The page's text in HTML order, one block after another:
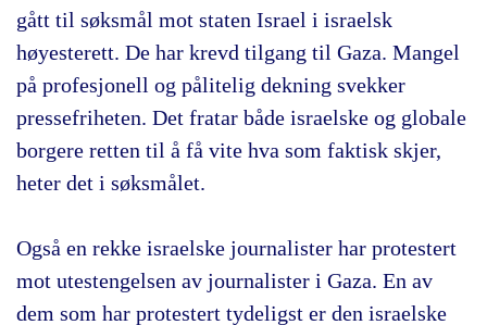
gått til søksmål mot staten Israel i israelsk
høyesterett. De har krevd tilgang til Gaza. Mangel
på profesjonell og pålitelig dekning svekker
pressefriheten. Det fratar både israelske og globale
borgere retten til å få vite hva som faktisk skjer,
heter det i søksmålet.
Også en rekke israelske journalister har protestert
mot utestengelsen av journalister i Gaza. En av
dem som har protestert tydeligst er den israelske